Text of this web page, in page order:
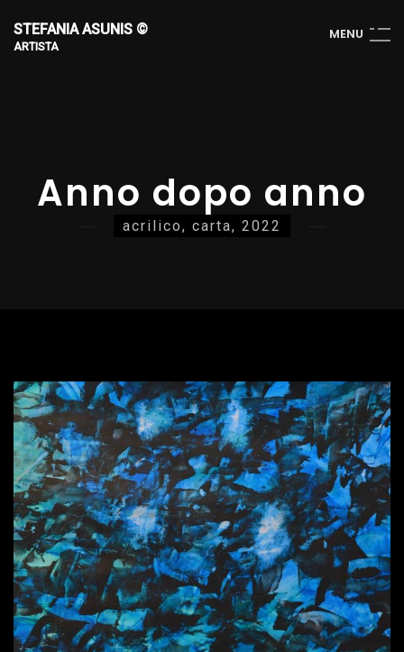
STEFANIA ASUNIS ©
ARTISTA
MENU
Anno dopo anno
acrilico, carta, 2022